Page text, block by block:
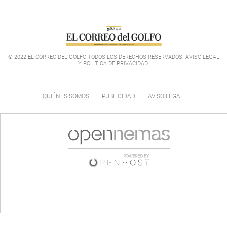
© 2022 EL CORREO DEL GOLFO TODOS LOS DERECHOS RESERVADOS. AVISO LEGAL
Y POLÍTICA DE PRIVACIDAD.
QUIÉNES SOMOS PUBLICIDAD AVISO LEGAL